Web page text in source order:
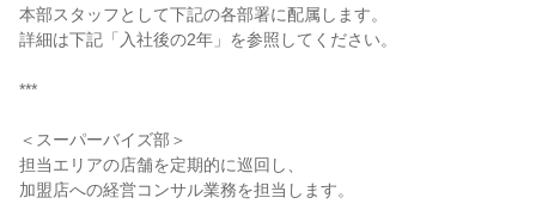
本部スタッフとして下記の各部署に配属します。
詳細は下記「入社後の2年」を参照してください。
***
＜スーパーバイズ部＞
担当エリアの店舗を定期的に巡回し、
加盟店への経営コンサル業務を担当します。